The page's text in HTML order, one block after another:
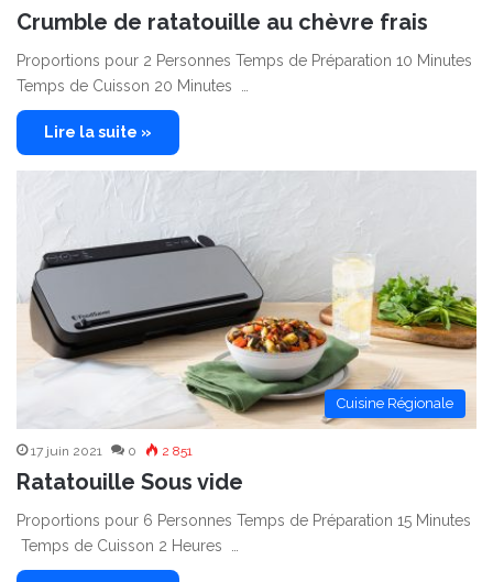
Crumble de ratatouille au chèvre frais
Proportions pour 2 Personnes Temps de Préparation 10 Minutes
Temps de Cuisson 20 Minutes …
Lire la suite »
Cuisine Régionale
17 juin 2021 0 2 851
Ratatouille Sous vide
Proportions pour 6 Personnes Temps de Préparation 15 Minutes
Temps de Cuisson 2 Heures …